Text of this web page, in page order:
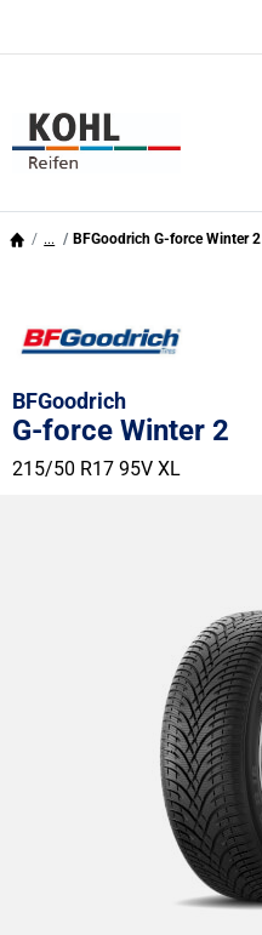
... BFGoodrich G-force Winter 2
BFGoodrich
G-force Winter 2
215/50 R17 95V XL